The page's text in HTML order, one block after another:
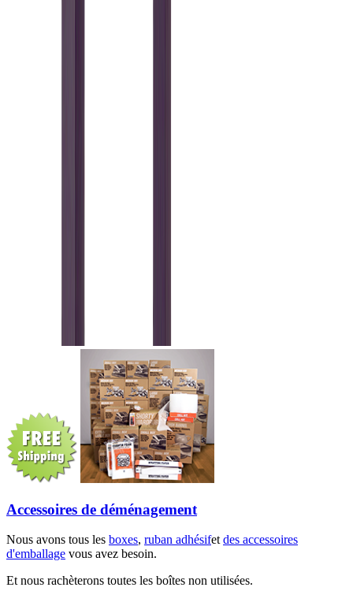
Accessoires de déménagement
Nous avons tous les boxes, ruban adhésifet des accessoires
d'emballage vous avez besoin.
Et nous rachèterons toutes les boîtes non utilisées.